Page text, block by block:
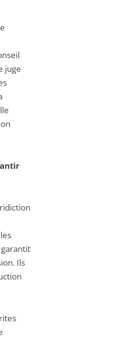
juge
Ils